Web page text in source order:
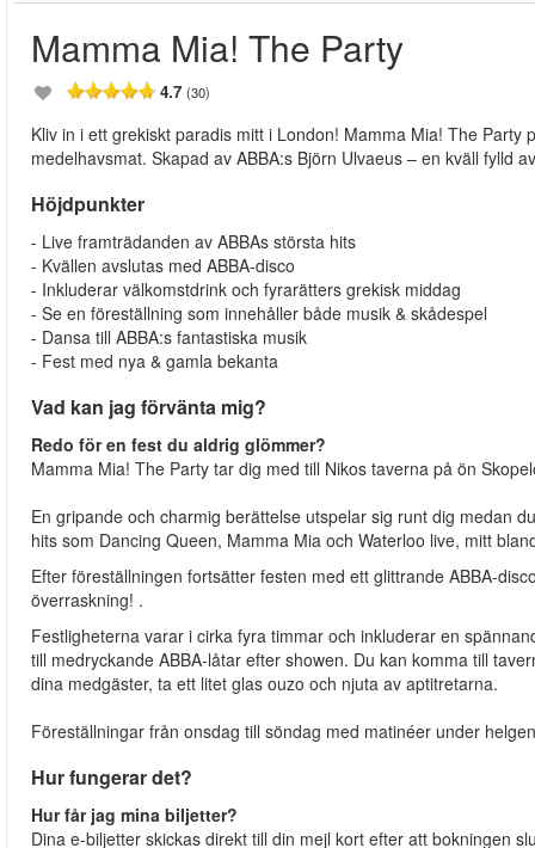
Mamma Mia! The Party
4.7 (30)
Kliv in i ett grekiskt paradis mitt i London! Mamma Mia! The
medelhavsmat. Skapad av ABBA:s Björn Ulvaeus – en kväll fylld
Höjdpunkter
- Live framträdanden av ABBAs största hits
- Kvällen avslutas med ABBA-disco
- Inkluderar välkomstdrink och fyrarätters grekisk middag
- Se en föreställning som innehåller både musik & skådespel
- Dansa till ABBA:s fantastiska musik
- Fest med nya & gamla bekanta
Vad kan jag förvänta mig?
Redo för en fest du aldrig glömmer?
Mamma Mia! The Party tar dig med till Nikos taverna på ön
En gripande och charmig berättelse utspelar sig runt dig medan
hits som Dancing Queen, Mamma Mia och Waterloo live, mitt
Efter föreställningen fortsätter festen med ett glittrande ABBA-
överraskning! .
Festligheterna varar i cirka fyra timmar och inkluderar en
till medryckande ABBA-låtar efter showen. Du kan komma till
dina medgäster, ta ett litet glas ouzo och njuta av aptitretarna.
Föreställningar från onsdag till söndag med matinéer under helgen
Hur fungerar det?
Hur får jag mina biljetter?
Dina e-biljetter skickas direkt till din mejl kort efter att bokningen